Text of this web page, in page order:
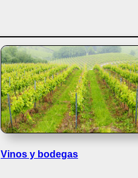
Vinos y bodegas